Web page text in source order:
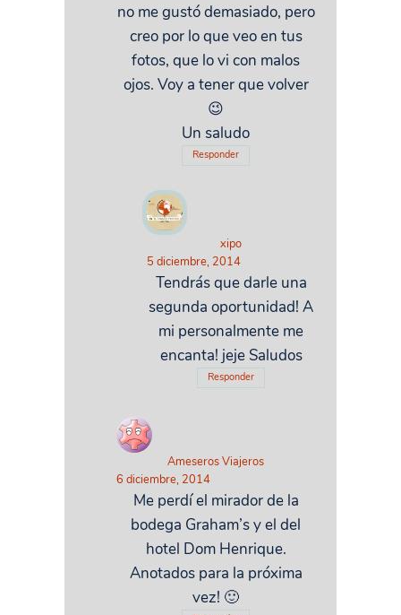
no me gustó demasiado, pero
creo por lo que veo en tus
fotos, que lo vi con malos
ojos. Voy a tener que volver
😉
Un saludo
Responder
xipo
5 diciembre, 2014
Tendrás que darle una
segunda oportunidad! A
mi personalmente me
encanta! jeje Saludos
Responder
Ameseros Viajeros
6 diciembre, 2014
Me perdí el mirador de la
bodega Graham’s y el del
hotel Dom Henrique.
Anotados para la próxima
vez! 🙂